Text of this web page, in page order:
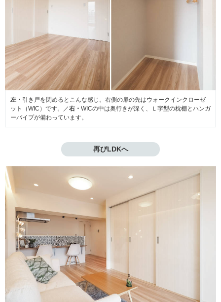
左・ 引き戸を閉めるとこんな感じ。右側の扉の先はウォークインクローゼ
ット（WIC）です。／右・ WICの中は奥行きが深く、Ｌ字型の枕棚とハンガ
ーパイプが備わっています。
再びLDKへ